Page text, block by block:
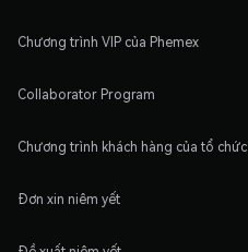
Chương trình VIP của Phemex
Collaborator Program
Chương trình khách hàng của tổ chức
Đơn xin niêm yết